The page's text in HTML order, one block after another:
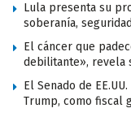
Lula presenta su
soberanía,
El cáncer que
debilitante», revela
El Senado de
Trump, como fiscal